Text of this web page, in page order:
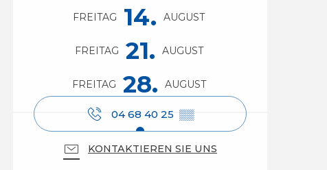
FREITAG 14. AUGUST
FREITAG 21. AUGUST
FREITAG 28. AUGUST
04 68 40 25 ▒▒
KONTAKTIEREN SIE UNS